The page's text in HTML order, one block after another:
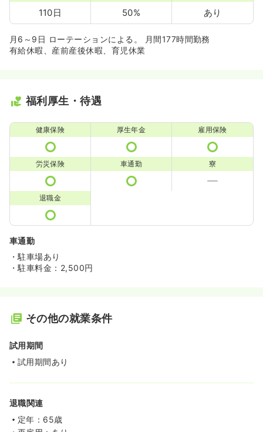
110日 50% あり
月6～9日 ローテーションによる。 月間177時間勤務
有給休暇、産前産後休暇、育児休業
福利厚生・待遇
健康保険 厚生年金 雇用保険
労災保険 車通勤 寮
退職金
車通勤
・駐車場あり
・駐車料金：2,500円
その他の就業条件
試用期間
試用期間あり
退職関連
定年：65歳